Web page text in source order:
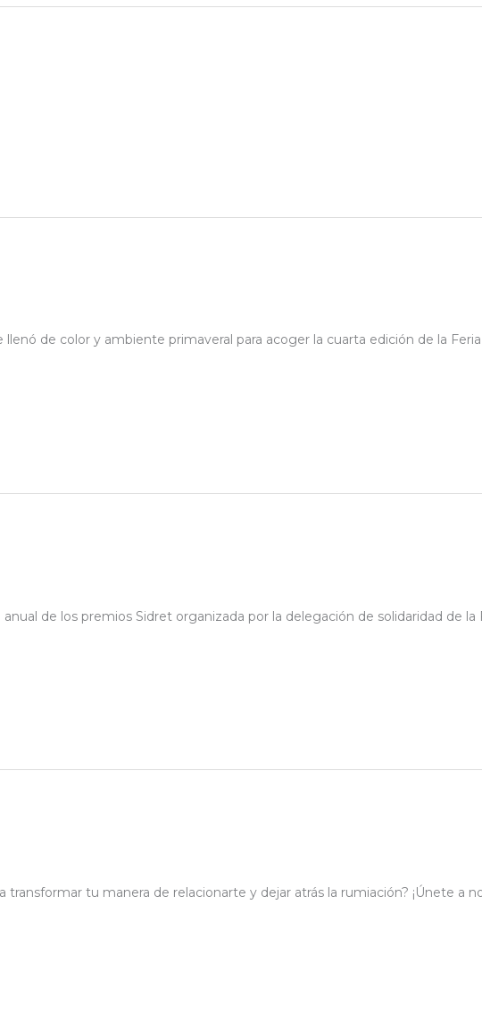
llenó de color y ambiente primaveral para acoger la cuarta edición de la
de los premios Sidret organizada por la delegación de solidaridad de la
transformar tu manera de relacionarte y dejar atrás la rumiación? ¡Únete a